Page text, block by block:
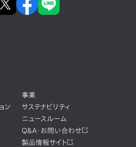
事業
ン
サステナビリティ
ニュースルーム
Q&A・お問い合わせ
製品情報サイト